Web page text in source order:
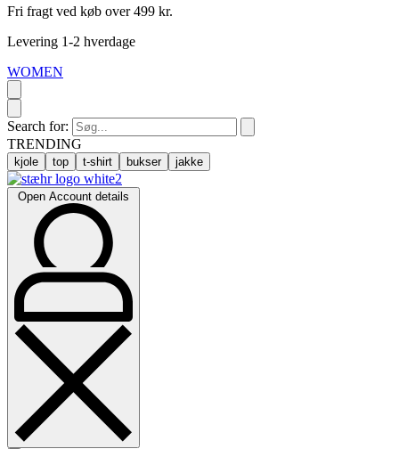
Fri fragt ved køb over 499 kr.
Levering 1-2 hverdage
WOMEN
Search for:
TRENDING
kjole top t-shirt bukser jakke
Open Account details